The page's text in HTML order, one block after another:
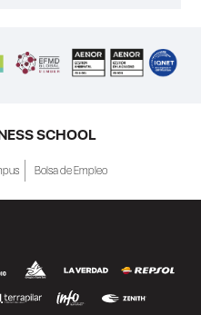
SCHOOL
Bolsa de Empleo